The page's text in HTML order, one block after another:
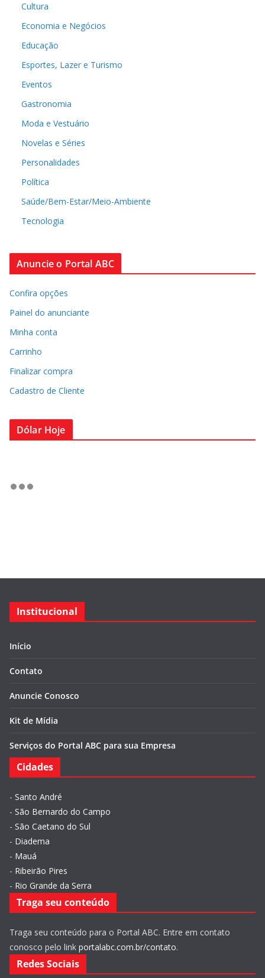
Cultura
Economia e Negócios
Educação
Esportes, Lazer e Turismo
Eventos
Gastronomia
Moda e Vestuário
Novelas e Séries
Personalidades
Política
Saúde/Bem-Estar/Meio-Ambiente
Tecnologia
Anuncie o Portal ABC
Confira opções
Painel do anunciante
Minha conta
Carrinho
Finalizar compra
Cadastro de Cliente
Dólar Hoje
Institucional
Início
Contato
Anuncie Conosco
Kit de Mídia
Serviços do Portal ABC para sua Empresa
Cidades
- Santo André
- São Bernardo do Campo
- São Caetano do Sul
- Diadema
- Mauá
- Ribeirão Pires
- Rio Grande da Serra
Traga seu conteúdo
Traga seu conteúdo para o Portal ABC. Entre em contato
conosco pelo link portalabc.com.br/contato.
Redes Sociais